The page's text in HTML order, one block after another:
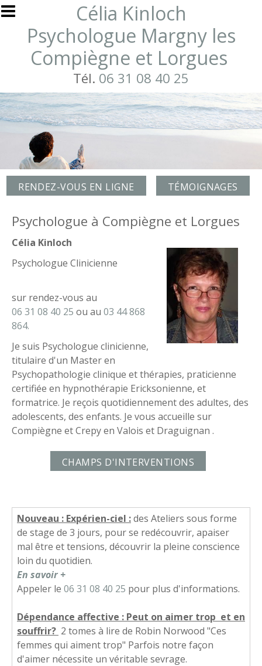
Aller au contenu principalCélia Kinloch
Psychologue Margny les
Compiègne et Lorgues
Tél. 06 31 08 40 25
RENDEZ-VOUS EN LIGNE TÉMOIGNAGES
Psychologue à Compiègne et Lorgues
Célia Kinloch
Psychologue Clinicienne
sur rendez-vous au
06 31 08 40 25 ou au 03 44 868
864.
Je suis Psychologue clinicienne,
titulaire d'un Master en
Psychopathologie clinique et thérapies, praticienne
certifiée en hypnothérapie Ericksonienne, et
formatrice. Je reçois quotidiennement des adultes, des
adolescents, des enfants. Je vous accueille sur
Compiègne et Crepy en Valois et Draguignan .
CHAMPS D'INTERVENTIONS
Nouveau : Expérien-ciel :des Ateliers sous forme
de stage de 3 jours, pour se redécouvrir, apaiser
mal être et tensions, découvrir la pleine conscience
loin du quotidien.
En savoir +
Appeler le 06 31 08 40 25 pour plus d'informations.
Dépendance affective : Peut on aimer trop et en
souffrir? 2 tomes à lire de Robin Norwood "Ces
femmes qui aiment trop" Parfois notre façon
d'aimer nécessite un véritable sevrage.